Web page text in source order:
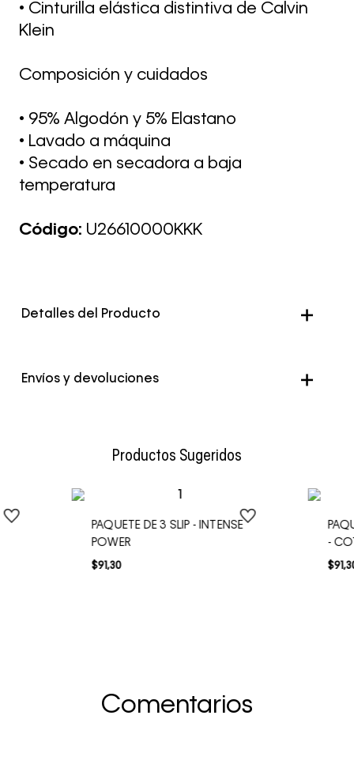
• Cinturilla elástica distintiva de Calvin
Klein
Composición y cuidados
• 95% Algodón y 5% Elastano
• Lavado a máquina
• Secado en secadora a baja
temperatura
Código: U26610000KKK
Detalles del Producto
Genero Hombre
Envíos y devoluciones
Productos Sugeridos
PAQUETE DE 3 SLIP - INTENSE
POWER
$91,30
-
$91,
Comentarios